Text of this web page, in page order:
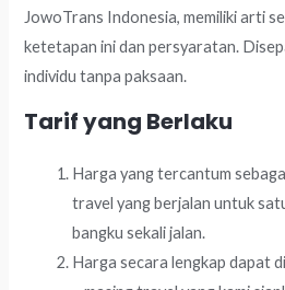
JowoTrans Indonesia, memiliki arti
ketetapan ini dan persyaratan.
individu tanpa paksaan.
Tarif yang Berlaku
Harga yang tercantum
travel yang berjalan untuk
bangku sekali jalan.
Harga secara lengkap dapat